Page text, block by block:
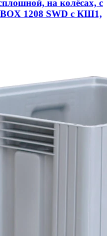
на колёсах, с
1208 SWD с КШ1,